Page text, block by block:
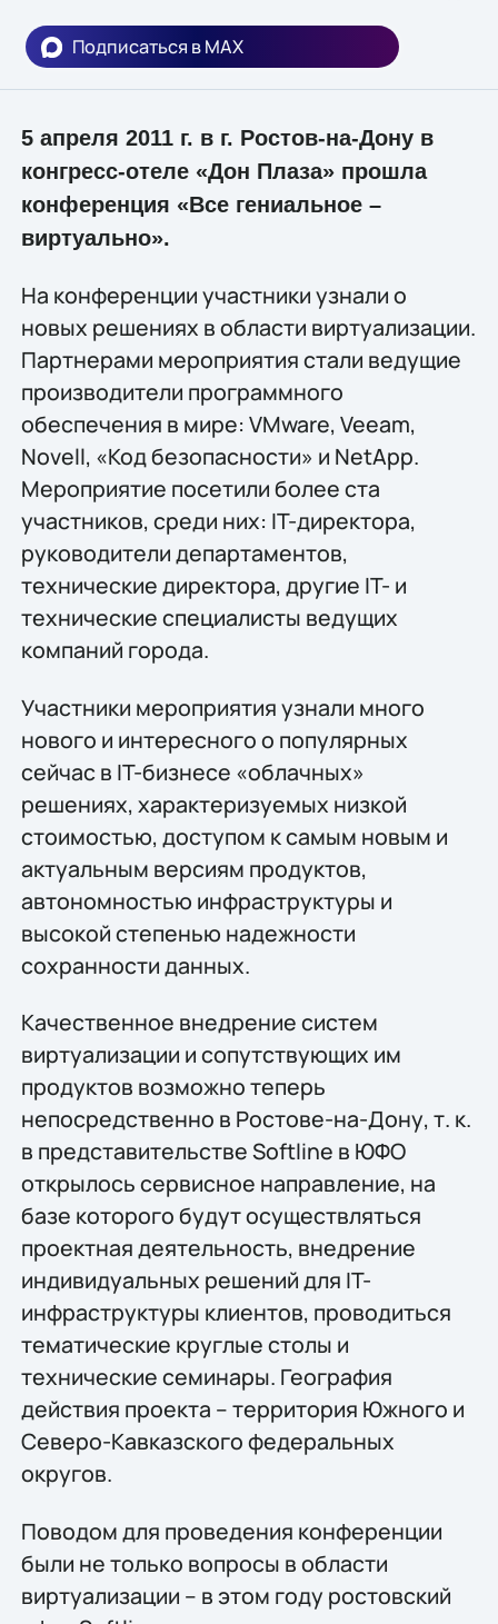
Подписаться в MAX
5 апреля 2011 г. в г. Ростов-на-Дону в
конгресс-отеле «Дон Плаза» прошла
конференция «Все гениальное –
виртуально».
На конференции участники узнали о
новых решениях в области виртуализации.
Партнерами мероприятия стали ведущие
производители программного
обеспечения в мире: VMware, Veeam,
Novell, «Код безопасности» и NetApp.
Мероприятие посетили более ста
участников, среди них: IT-директора,
руководители департаментов,
технические директора, другие IT- и
технические специалисты ведущих
компаний города.
Участники мероприятия узнали много
нового и интересного о популярных
сейчас в IT-бизнесе «облачных»
решениях, характеризуемых низкой
стоимостью, доступом к самым новым и
актуальным версиям продуктов,
автономностью инфраструктуры и
высокой степенью надежности
сохранности данных.
Качественное внедрение систем
виртуализации и сопутствующих им
продуктов возможно теперь
непосредственно в Ростове-на-Дону, т. к.
в представительстве Softline в ЮФО
открылось сервисное направление, на
базе которого будут осуществляться
проектная деятельность, внедрение
индивидуальных решений для IT-
инфраструктуры клиентов, проводиться
тематические круглые столы и
технические семинары. География
действия проекта – территория Южного и
Северо-Кавказского федеральных
округов.
Поводом для проведения конференции
были не только вопросы в области
виртуализации – в этом году ростовский